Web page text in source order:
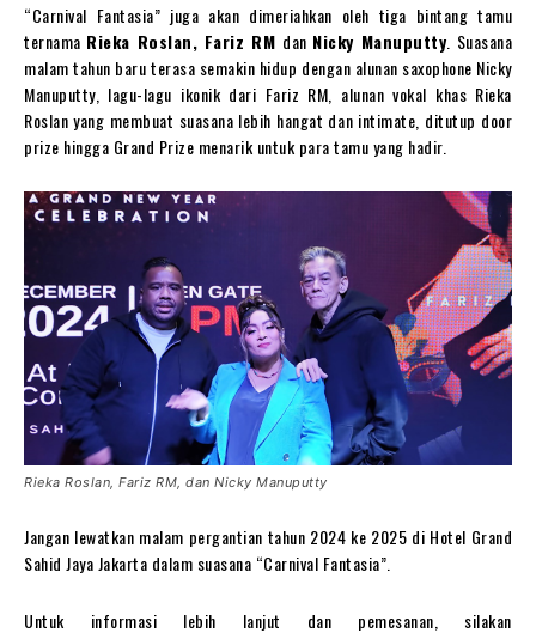
“Carnival Fantasia” juga akan dimeriahkan oleh tiga bintang tamu
ternama Rieka Roslan, Fariz RM dan Nicky Manuputty . Suasana
malam tahun baru terasa semakin hidup dengan alunan saxophone Nicky
Manuputty, lagu-lagu ikonik dari Fariz RM, alunan vokal khas Rieka
Roslan yang membuat suasana lebih hangat dan intimate, ditutup door
prize hingga Grand Prize menarik untuk para tamu yang hadir.
Rieka Roslan, Fariz RM, dan Nicky Manuputty
Jangan lewatkan malam pergantian tahun 2024 ke 2025 di Hotel Grand
Sahid Jaya Jakarta dalam suasana “Carnival Fantasia”.
Untuk informasi lebih lanjut dan pemesanan, silakan